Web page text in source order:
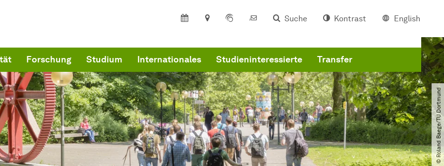
Suche Kontrast English
Forschung Studium Internationales Studieninteressierte Transfer
© Roland Baege​/​TU Dortmund